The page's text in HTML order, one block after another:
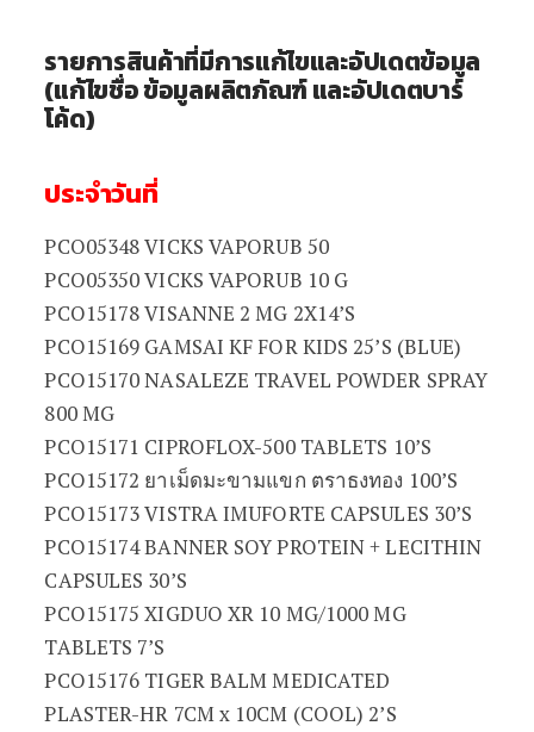
รายการสินค้าที่มีการแก้ไขและอัปเดตข้อมูล
(แก้ไขชื่อ ข้อมูลผลิตภัณฑ์ และอัปเดตบาร์
โค้ด)
ประจำวันที่
PCO05348 VICKS VAPORUB 50
PCO05350 VICKS VAPORUB 10 G
PCO15178 VISANNE 2 MG 2X14’S
PCO15169 GAMSAI KF FOR KIDS 25’S (ฺBLUE)
PCO15170 NASALEZE TRAVEL POWDER SPRAY
800 MG
PCO15171 CIPROFLOX-500 TABLETS 10’S
PCO15172 ยาเม็ดมะขามแขก ตราธงทอง 100’S
PCO15173 VISTRA IMUFORTE CAPSULES 30’S
PCO15174 BANNER SOY PROTEIN + LECITHIN
CAPSULES 30’S
PCO15175 XIGDUO XR 10 MG/1000 MG
TABLETS 7’S
PCO15176 TIGER BALM MEDICATED
PLASTER-HR 7CM x 10CM (COOL) 2’S